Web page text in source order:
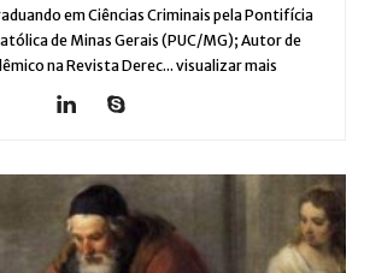
em Ciências Criminais pela Pontifícia
de Minas Gerais (PUC/MG); Autor de
na Revista Derec... visualizar mais